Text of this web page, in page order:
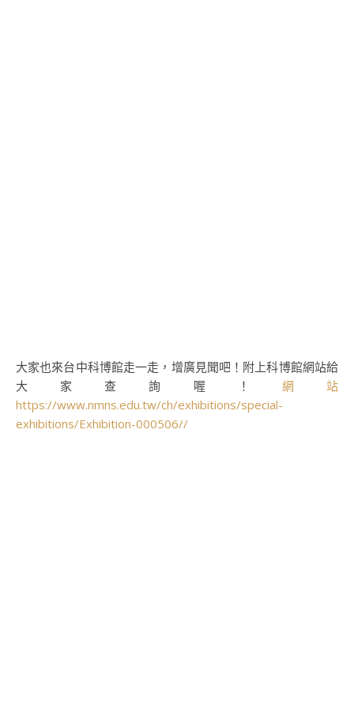
大家也來台中科博館走一走，增廣見聞吧！附上科博館網站給
大家查詢喔！ 網站
https://www.nmns.edu.tw/ch/exhibitions/special-
exhibitions/Exhibition-000506//